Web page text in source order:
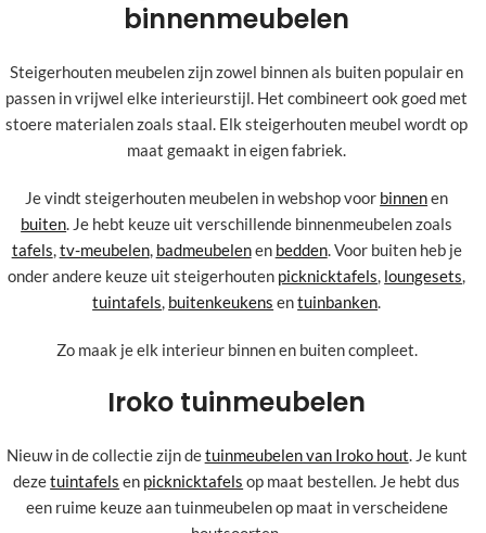
binnenmeubelen
Steigerhouten meubelen zijn zowel binnen als buiten populair en
passen in vrijwel elke interieurstijl. Het combineert ook goed met
stoere materialen zoals staal. Elk steigerhouten meubel wordt op
maat gemaakt in eigen fabriek.
Je vindt steigerhouten meubelen in webshop voor binnenen
buiten . Je hebt keuze uit verschillende binnenmeubelen zoals
tafels tv-meubelen, badmeubelenen bedden. Voor buiten heb je
onder andere keuze uit steigerhouten picknicktafels loungesets
tuintafels buitenkeukens entuinbanken
Zo maak je elk interieur binnen en buiten compleet.
Iroko tuinmeubelen
Nieuw in de collectie zijn detuinmeubelen van Iroko hout . Je kunt
dezetuintafels en picknicktafels op maat bestellen. Je hebt dus
een ruime keuze aan tuinmeubelen op maat in verscheidene